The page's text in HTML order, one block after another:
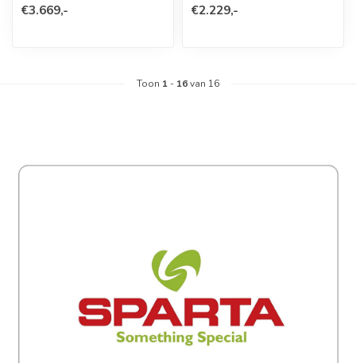
€3.669,-
€2.229,-
Toon 1 - 16van 16